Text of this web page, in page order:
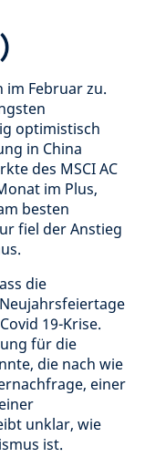
im Februar zu.
optimistisch
in China
des MSCI AC
im Plus,
besten
fiel der Anstieg
die
19-Krise.
für die
die nach wie
einer
unklar, wie
ist.